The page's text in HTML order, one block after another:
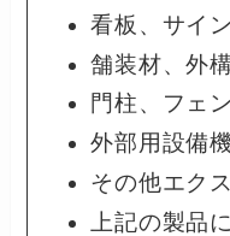
看板、サイ
舗装材、外
門柱、フェ
外部用設備
その他エク
上記の製品